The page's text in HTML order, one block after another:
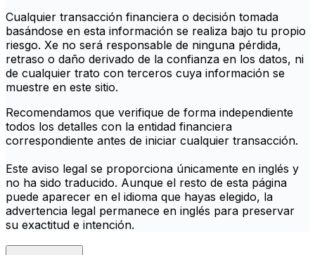
Cualquier transacción financiera o decisión tomada
basándose en esta información se realiza bajo tu propio
riesgo. Xe no será responsable de ninguna pérdida,
retraso o daño derivado de la confianza en los datos, ni
de cualquier trato con terceros cuya información se
muestre en este sitio.
Recomendamos que verifique de forma independiente
todos los detalles con la entidad financiera
correspondiente antes de iniciar cualquier transacción.
Este aviso legal se proporciona únicamente en inglés y
no ha sido traducido. Aunque el resto de esta página
puede aparecer en el idioma que hayas elegido, la
advertencia legal permanece en inglés para preservar
su exactitud e intención.